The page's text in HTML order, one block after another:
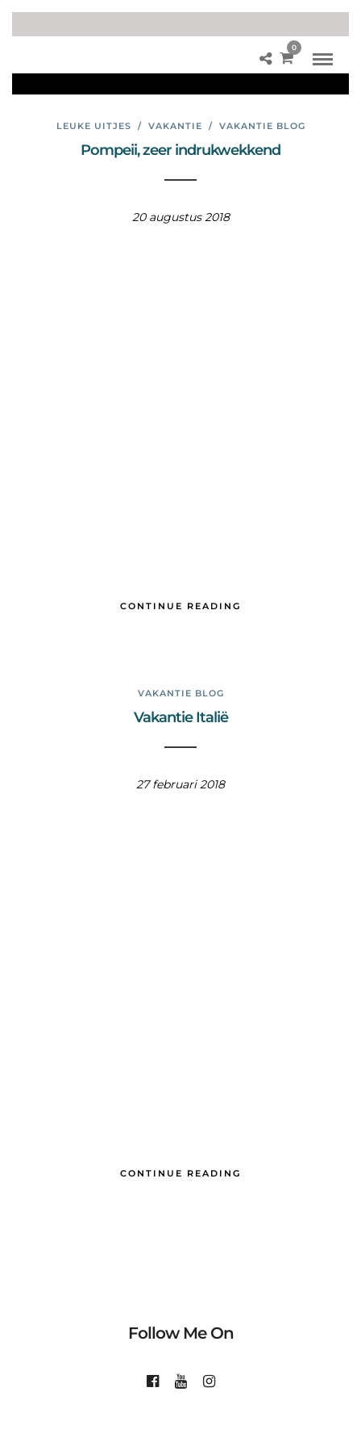
0
LEUKE UITJES / VAKANTIE / VAKANTIE BLOG
Pompeii, zeer indrukwekkend
20 augustus 2018
CONTINUE READING
VAKANTIE BLOG
Vakantie Italië
27 februari 2018
CONTINUE READING
Follow Me On